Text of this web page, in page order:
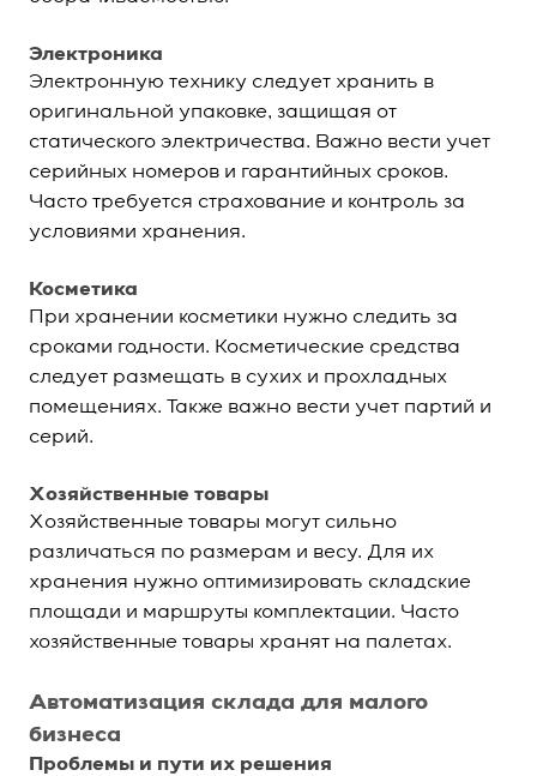
Электроника
Электронную технику следует хранить в
оригинальной упаковке, защищая от
статического электричества. Важно вести учет
серийных номеров и гарантийных сроков.
Часто требуется страхование и контроль за
условиями хранения.
Косметика
При хранении косметики нужно следить за
сроками годности. Косметические средства
следует размещать в сухих и прохладных
помещениях. Также важно вести учет партий и
серий.
Хозяйственные товары
Хозяйственные товары могут сильно
различаться по размерам и весу. Для их
хранения нужно оптимизировать складские
площади и маршруты комплектации. Часто
хозяйственные товары хранят на палетах.
Автоматизация склада для малого
бизнеса
Проблемы и пути их решения